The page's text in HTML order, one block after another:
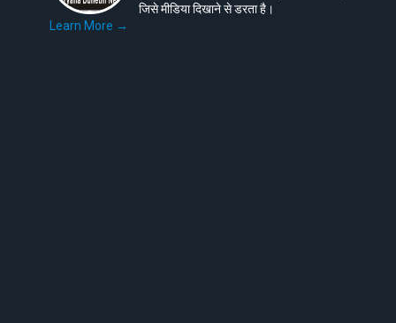
जिसे मीडिया दिखाने से डरता है।
Learn More →